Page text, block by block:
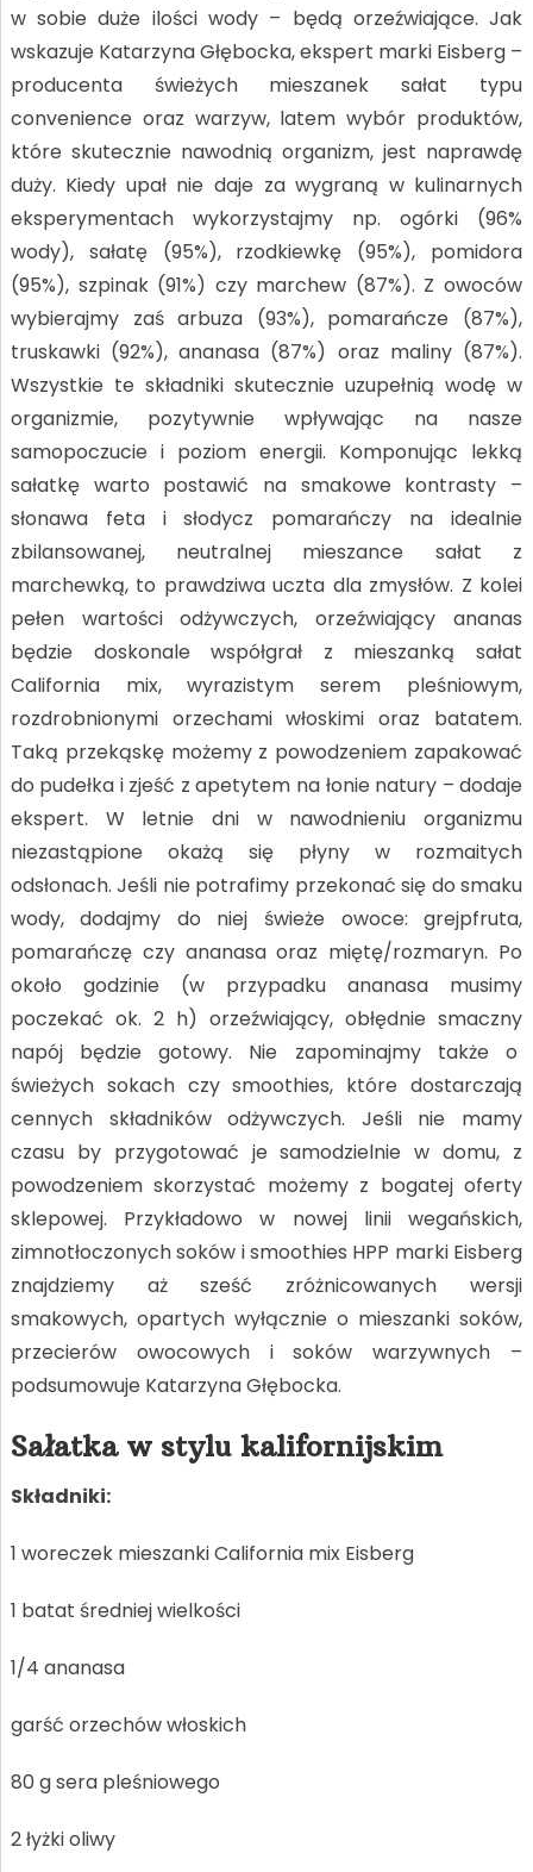
w sobie duże ilości wody – będą orzeźwiające. Jak
wskazuje Katarzyna Głębocka, ekspert marki Eisberg –
producenta świeżych mieszanek sałat typu
convenience oraz warzyw, latem wybór produktów,
które skutecznie nawodnią organizm, jest naprawdę
duży. Kiedy upał nie daje za wygraną w kulinarnych
eksperymentach wykorzystajmy np. ogórki (96%
wody), sałatę (95%), rzodkiewkę (95%), pomidora
(95%), szpinak (91%) czy marchew (87%). Z owoców
wybierajmy zaś arbuza (93%), pomarańcze (87%),
truskawki (92%), ananasa (87%) oraz maliny (87%).
Wszystkie te składniki skutecznie uzupełnią wodę w
organizmie, pozytywnie wpływając na nasze
samopoczucie i poziom energii. Komponując lekką
sałatkę warto postawić na smakowe kontrasty –
słonawa feta i słodycz pomarańczy na idealnie
zbilansowanej, neutralnej mieszance sałat z
marchewką, to prawdziwa uczta dla zmysłów. Z kolei
pełen wartości odżywczych, orzeźwiający ananas
będzie doskonale współgrał z mieszanką sałat
California mix, wyrazistym serem pleśniowym,
rozdrobnionymi orzechami włoskimi oraz batatem.
Taką przekąskę możemy z powodzeniem zapakować
do pudełka i zjeść z apetytem na łonie natury – dodaje
ekspert. W letnie dni w nawodnieniu organizmu
niezastąpione okażą się płyny w rozmaitych
odsłonach. Jeśli nie potrafimy przekonać się do smaku
wody, dodajmy do niej świeże owoce: grejpfruta,
pomarańczę czy ananasa oraz miętę/rozmaryn. Po
około godzinie (w przypadku ananasa musimy
poczekać ok. 2 h) orzeźwiający, obłędnie smaczny
napój będzie gotowy. Nie zapominajmy także o
świeżych sokach czy smoothies, które dostarczają
cennych składników odżywczych. Jeśli nie mamy
czasu by przygotować je samodzielnie w domu, z
powodzeniem skorzystać możemy z bogatej oferty
sklepowej. Przykładowo w nowej linii wegańskich,
zimnotłoczonych soków i smoothies HPP marki Eisberg
znajdziemy aż sześć zróżnicowanych wersji
smakowych, opartych wyłącznie o mieszanki soków,
przecierów owocowych i soków warzywnych –
podsumowuje Katarzyna Głębocka.
Sałatka w stylu kalifornijskim
Składniki:
1 woreczek mieszanki California mix Eisberg
1 batat średniej wielkości
1/4 ananasa
garść orzechów włoskich
80 g sera pleśniowego
2 łyżki oliwy